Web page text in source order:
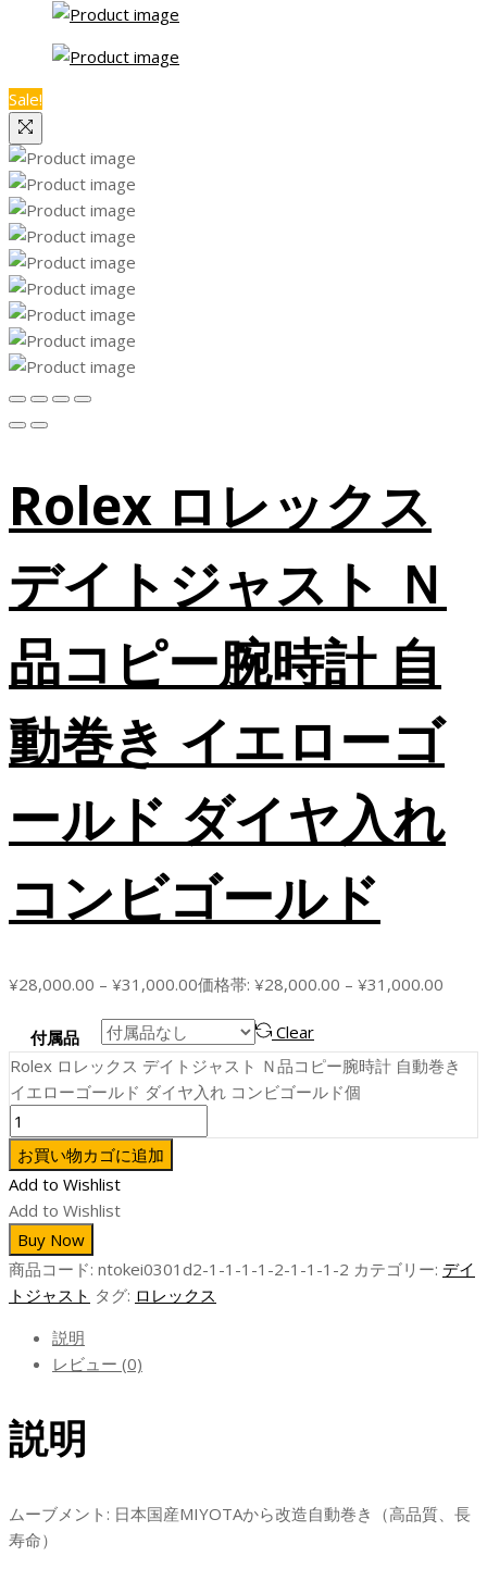
Sale!
Rolex ロレックス
デイトジャスト Ｎ
品コピー腕時計 自
動巻き イエローゴ
ールド ダイヤ入れ
コンビゴールド
¥28,000.00 – ¥31,000.00価格帯: ¥28,000.00 – ¥31,000.00
付属品
Clear
Rolex ロレックス デイトジャスト Ｎ品コピー腕時計 自動巻き
イエローゴールド ダイヤ入れ コンビゴールド個
お買い物カゴに追加
Add to Wishlist
Add to Wishlist
Buy Now
商品コード: ntokei0301d2-1-1-1-1-2-1-1-1-2 カテゴリー: デイ
トジャスト タグ: ロレックス
説明
レビュー (0)
説明
ムーブメント: 日本国産MIYOTAから改造自動巻き（高品質、長
寿命）